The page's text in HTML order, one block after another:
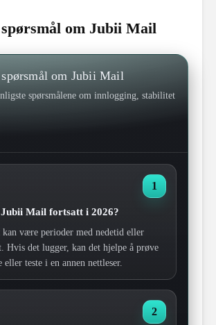
om Jubii Mail
om Jubii Mail
spørsmålene om innlogging, stabilitet
1
Mail fortsatt i 2026?
kan være perioder med nedetid eller
Hvis det lugger, kan det hjelpe å prøve
eller teste i en annen nettleser.
2